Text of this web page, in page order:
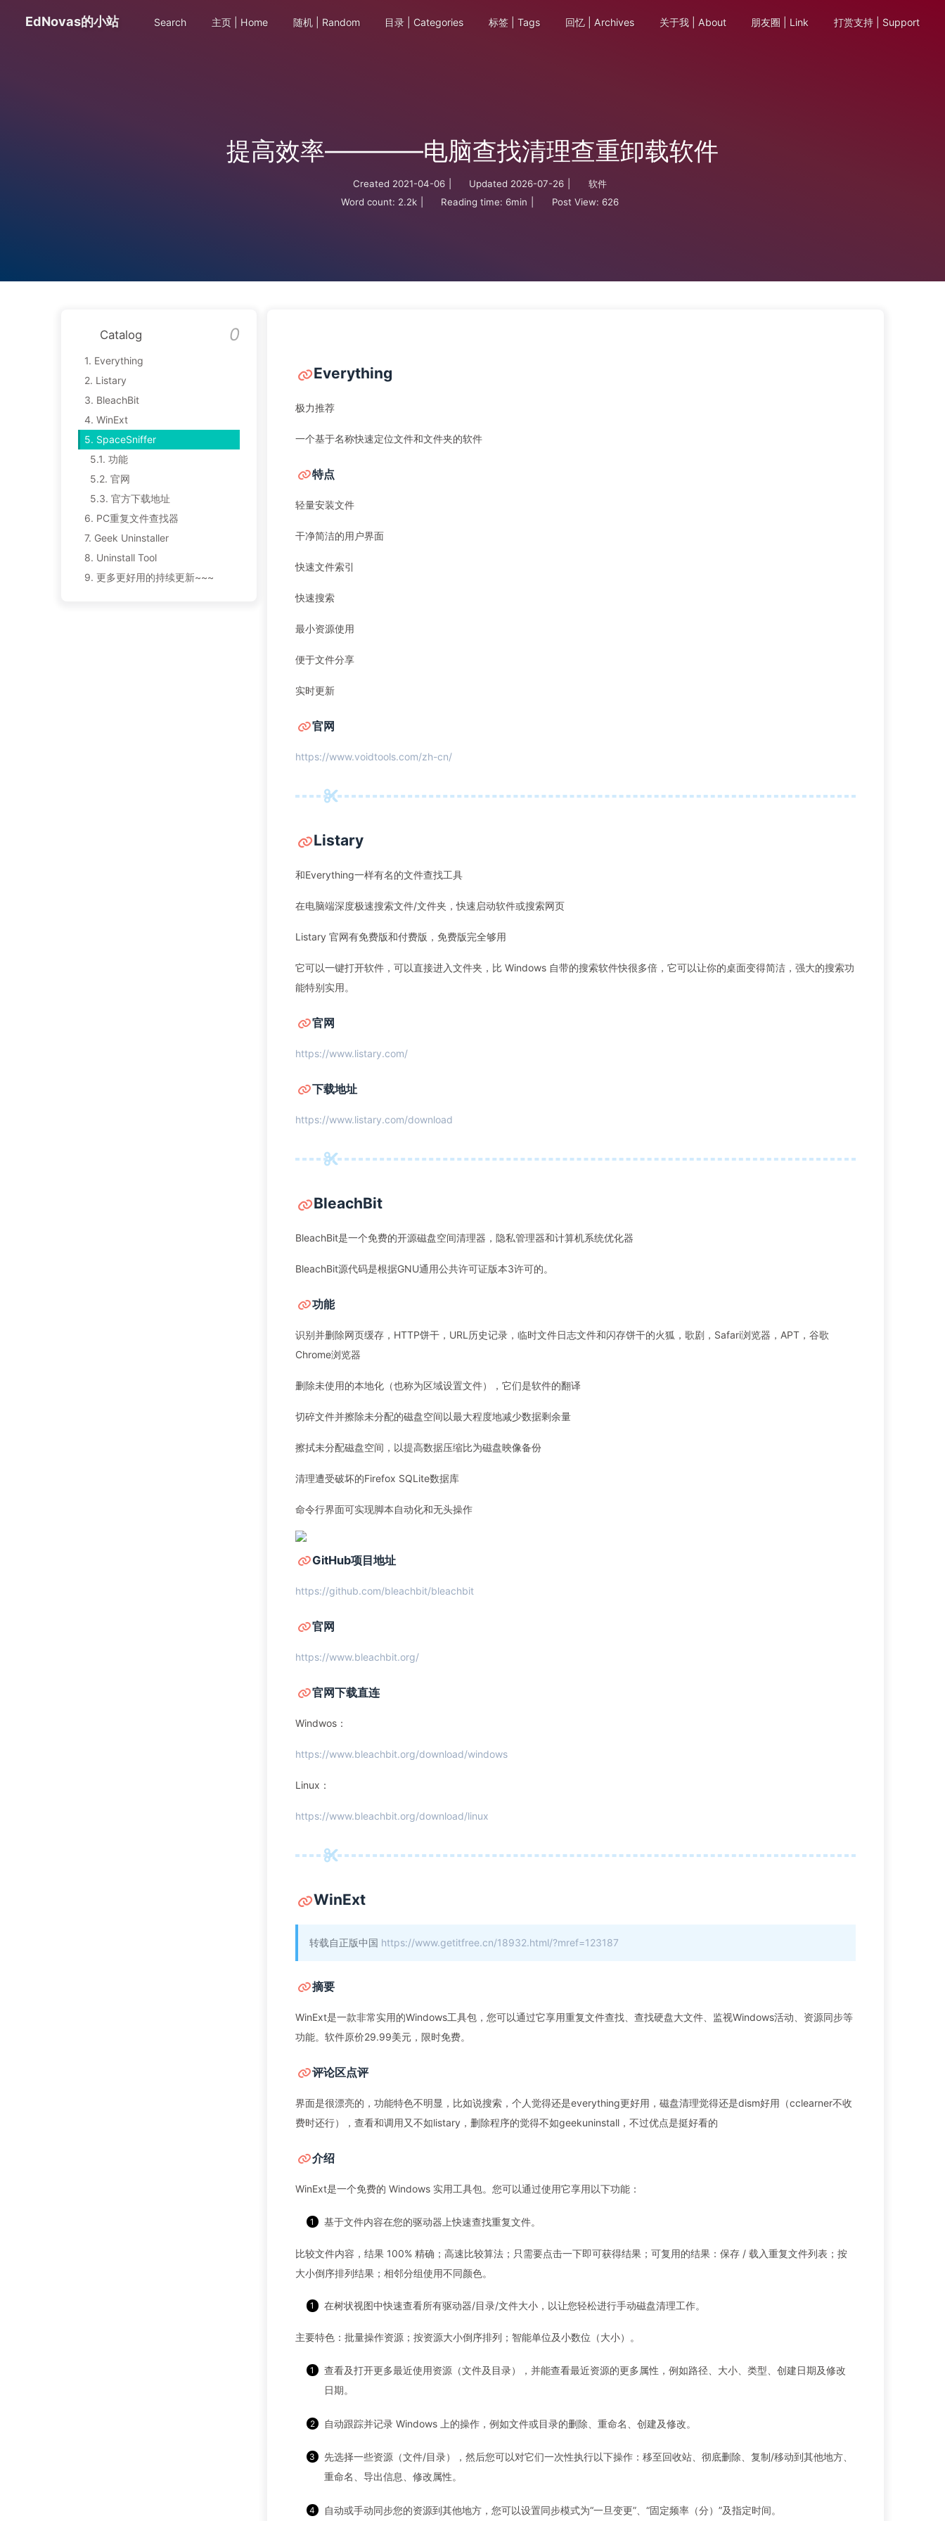
EdNovas的小站 Search 主页 | Home 随机 | Random 目录 | Categories 标签 | Tags 回忆 | Archives 关于我 | About 朋友圈 | Link 打赏支持 | Support
提高效率————电脑查找清理查重卸载软件
Created 2021-04-06 Updated 2026-07-26
软件
Word count: 2.2k Reading time: 6min Post View: 626
Everything
极力推荐
一个基于名称快速定位文件和文件夹的软件
特点
轻量安装文件
干净简洁的用户界面
快速文件索引
快速搜索
最小资源使用
便于文件分享
实时更新
官网
https://www.voidtools.com/zh-cn/
Listary
和Everything一样有名的文件查找工具
在电脑端深度极速搜索文件/文件夹，快速启动软件或搜索网页
Listary 官网有免费版和付费版，免费版完全够用
它可以一键打开软件，可以直接进入文件夹，比 Windows 自带的搜索软件快很多倍，它可以让你的桌面变得简洁，强大的搜索功
能特别实用。
官网
https://www.listary.com/
下载地址
https://www.listary.com/download
BleachBit
BleachBit是一个免费的开源磁盘空间清理器，隐私管理器和计算机系统优化器
BleachBit源代码是根据GNU通用公共许可证版本3许可的。
功能
识别并删除网页缓存，HTTP饼干，URL历史记录，临时文件日志文件和闪存饼干的火狐，歌剧，Safari浏览器，APT，谷歌
Chrome浏览器
删除未使用的本地化（也称为区域设置文件），它们是软件的翻译
切碎文件并擦除未分配的磁盘空间以最大程度地减少数据剩余量
擦拭未分配磁盘空间，以提高数据压缩比为磁盘映像备份
清理遭受破坏的Firefox SQLite数据库
命令行界面可实现脚本自动化和无头操作
GitHub项目地址
https://github.com/bleachbit/bleachbit
官网
https://www.bleachbit.org/
官网下载直连
Windwos：
https://www.bleachbit.org/download/windows
Linux：
https://www.bleachbit.org/download/linux
WinExt
转载自正版中国 https://www.getitfree.cn/18932.html/?mref=123187
摘要
WinExt是一款非常实用的Windows工具包，您可以通过它享用重复文件查找、查找硬盘大文件、监视Windows活动、资源同步等
功能。软件原价29.99美元，限时免费。
评论区点评
界面是很漂亮的，功能特色不明显，比如说搜索，个人觉得还是everything更好用，磁盘清理觉得还是dism好用（cclearner不收
费时还行），查看和调用又不如listary，删除程序的觉得不如geekuninstall，不过优点是挺好看的
介绍
WinExt是一个免费的 Windows 实用工具包。您可以通过使用它享用以下功能：
基于文件内容在您的驱动器上快速查找重复文件。
比较文件内容，结果 100% 精确；高速比较算法；只需要点击一下即可获得结果；可复用的结果：保存 / 载入重复文件列表；按
大小倒序排列结果；相邻分组使用不同颜色。
在树状视图中快速查看所有驱动器/目录/文件大小，以让您轻松进行手动磁盘清理工作。
主要特色：批量操作资源；按资源大小倒序排列；智能单位及小数位（大小）。
查看及打开更多最近使用资源（文件及目录），并能查看最近资源的更多属性，例如路径、大小、类型、创建日期及修改
日期。
自动跟踪并记录 Windows 上的操作，例如文件或目录的删除、重命名、创建及修改。
先选择一些资源（文件/目录），然后您可以对它们一次性执行以下操作：移至回收站、彻底删除、复制/移动到其他地方、
重命名、导出信息、修改属性。
自动或手动同步您的资源到其他地方，您可以设置同步模式为“一旦变更”、“固定频率（分）”及指定时间。
Catalog
1. Everything
2. Listary
3. BleachBit
4. WinExt
5. SpaceSniffer
5.1. 功能
5.2. 官网
5.3. 官方下载地址
6. PC重复文件查找器
7. Geek Uninstaller
8. Uninstall Tool
9. 更多更好用的持续更新~~~